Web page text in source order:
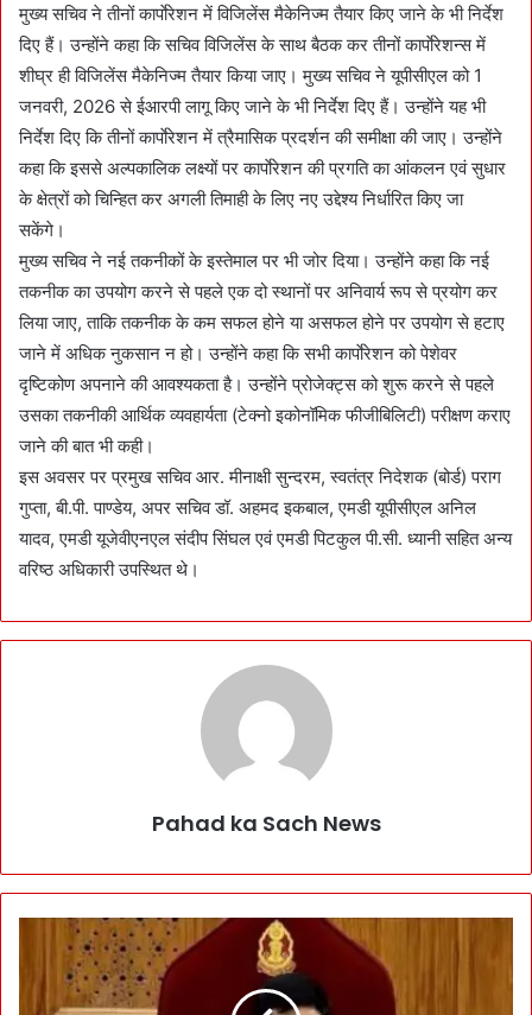
मुख्य सचिव ने तीनों कार्पाेरेशन में विजिलेंस मैकेनिज्म तैयार किए जाने के भी निर्देश
दिए हैं। उन्होंने कहा कि सचिव विजिलेंस के साथ बैठक कर तीनों कार्पाेरेशन्स में
शीघ्र ही विजिलेंस मैकेनिज्म तैयार किया जाए। मुख्य सचिव ने यूपीसीएल को 1
जनवरी, 2026 से ईआरपी लागू किए जाने के भी निर्देश दिए हैं। उन्होंने यह भी
निर्देश दिए कि तीनों कार्पाेरेशन में त्रैमासिक प्रदर्शन की समीक्षा की जाए। उन्होंने
कहा कि इससे अल्पकालिक लक्ष्यों पर कार्पाेरेशन की प्रगति का आंकलन एवं सुधार
के क्षेत्रों को चिन्हित कर अगली तिमाही के लिए नए उद्देश्य निर्धारित किए जा
सकेंगे।
मुख्य सचिव ने नई तकनीकों के इस्तेमाल पर भी जोर दिया। उन्होंने कहा कि नई
तकनीक का उपयोग करने से पहले एक दो स्थानों पर अनिवार्य रूप से प्रयोग कर
लिया जाए, ताकि तकनीक के कम सफल होने या असफल होने पर उपयोग से हटाए
जाने में अधिक नुकसान न हो। उन्होंने कहा कि सभी कार्पाेरेशन को पेशेवर
दृष्टिकोण अपनाने की आवश्यकता है। उन्होंने प्रोजेक्ट्स को शुरू करने से पहले
उसका तकनीकी आर्थिक व्यवहार्यता (टेक्नो इकोनॉमिक फीजीबिलिटी) परीक्षण कराए
जाने की बात भी कही।
इस अवसर पर प्रमुख सचिव आर. मीनाक्षी सुन्दरम, स्वतंत्र निदेशक (बोर्ड) पराग
गुप्ता, बी.पी. पाण्डेय, अपर सचिव डॉ. अहमद इकबाल, एमडी यूपीसीएल अनिल
यादव, एमडी यूजेवीएनएल संदीप सिंघल एवं एमडी पिटकुल पी.सी. ध्यानी सहित अन्य
वरिष्ठ अधिकारी उपस्थित थे।
Pahad ka Sach News